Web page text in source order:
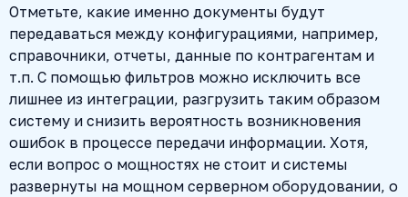
Отметьте, какие именно документы будут
передаваться между конфигурациями, например,
справочники, отчеты, данные по контрагентам и
т.п. С помощью фильтров можно исключить все
лишнее из интеграции, разгрузить таким образом
систему и снизить вероятность возникновения
ошибок в процессе передачи информации. Хотя,
если вопрос о мощностях не стоит и системы
развернуты на мощном серверном оборудовании, о